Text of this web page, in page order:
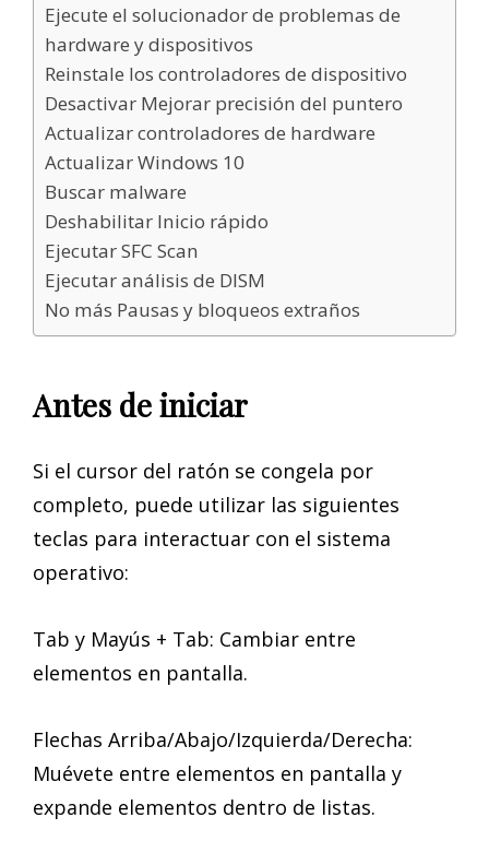
Ejecute el solucionador de problemas de
hardware y dispositivos
Reinstale los controladores de dispositivo
Desactivar Mejorar precisión del puntero
Actualizar controladores de hardware
Actualizar Windows 10
Buscar malware
Deshabilitar Inicio rápido
Ejecutar SFC Scan
Ejecutar análisis de DISM
No más Pausas y bloqueos extraños
Antes de iniciar
Si el cursor del ratón se congela por
completo, puede utilizar las siguientes
teclas para interactuar con el sistema
operativo:
Tab y Mayús + Tab: Cambiar entre
elementos en pantalla.
Flechas Arriba/Abajo/Izquierda/Derecha:
Muévete entre elementos en pantalla y
expande elementos dentro de listas.